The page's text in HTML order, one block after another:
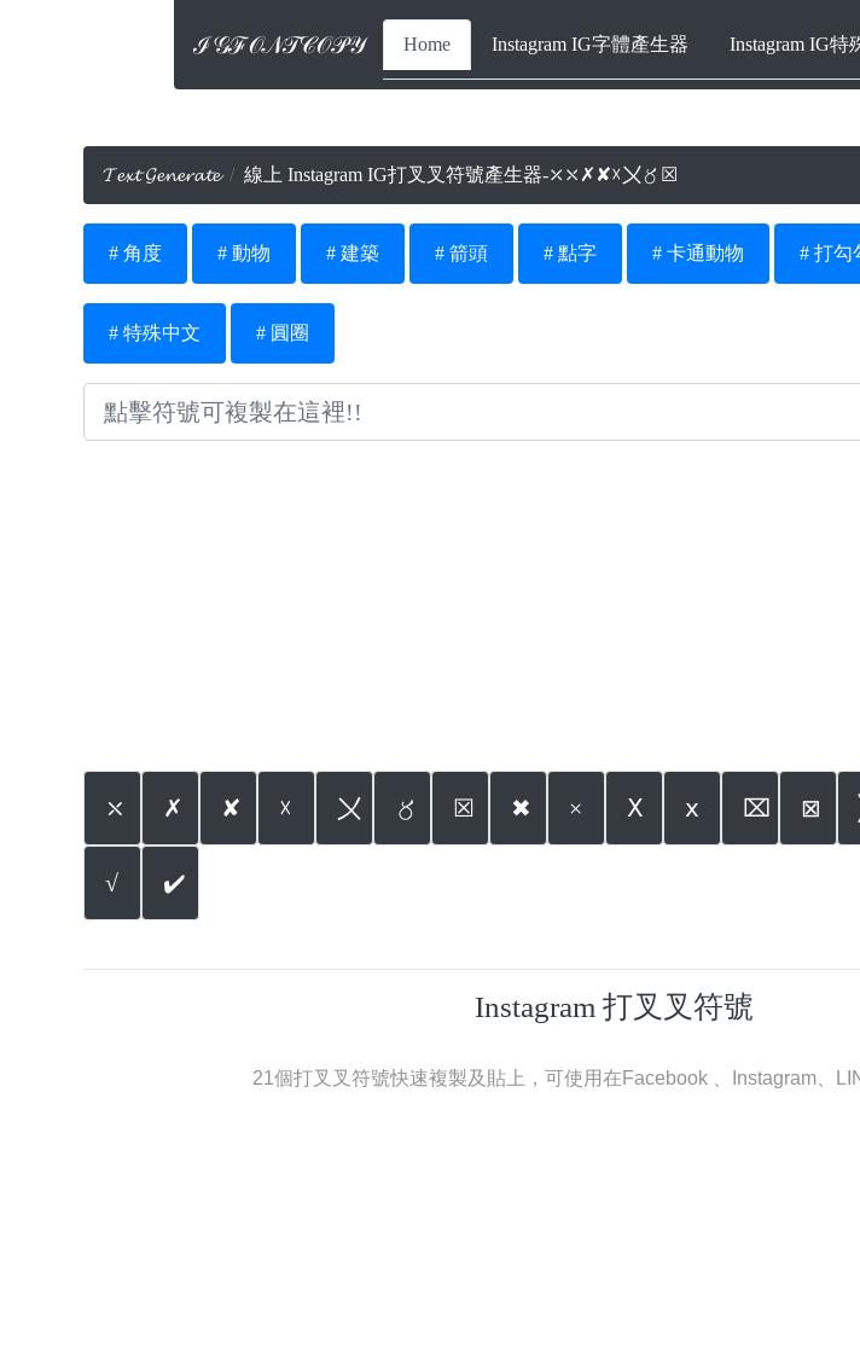
ℐ𝒢ℱ𝒪𝒩𝒯𝒞𝒪𝒫𝒴 Home Instagram IG字體產生器 Instagram IG特
𝓣𝓮𝔁𝓽 𝓖𝓮𝓷𝓮𝓻𝓪𝓽𝓮 線上 Instagram IG打叉叉符號產生器-⤫⤬✗✘☓〤〥☒
# 角度 # 動物 # 建築 # 箭頭 # 點字 # 卡通動物 # 打勾
# 特殊中文 # 圓圈
⤬ ✗ ✘ ☓ 〤 〥 ☒ ✖ × Ⅹ ⅹ ⌧ ⊠
√ ✔️
Instagram 打叉叉符號
21個打叉叉符號快速複製及貼上，可使用在Facebook 、Instagram、